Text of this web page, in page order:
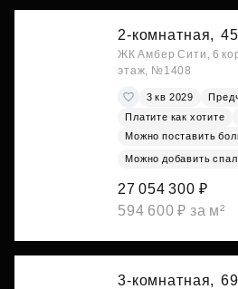
2-комнатная,
ЖК Амбер Сити, 6
этаж, №1408
3 кв 2029
Платите как хотите
Можно поставить
Можно добавить
27 054 300 ₽
594 600 ₽ за м²
3-комнатная,